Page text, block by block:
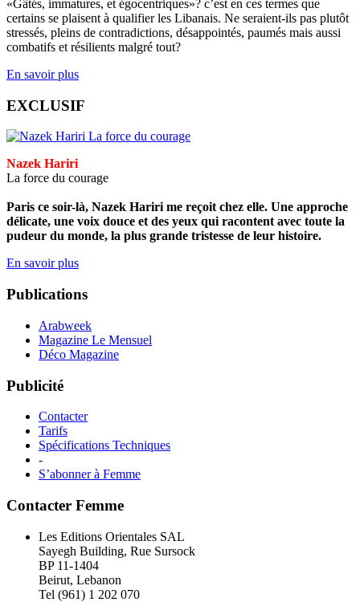
«Gâtés, immatures, et égocentriques»? c’est en ces termes que
certains se plaisent à qualifier les Libanais. Ne seraient-ils pas plutôt
stressés, pleins de contradictions, désappointés, paumés mais aussi
combatifs et résilients malgré tout?
En savoir plus
EXCLUSIF
Nazek Hariri
La force du courage
Paris ce soir-là, Nazek Hariri me reçoit chez elle. Une approche
délicate, une voix douce et des yeux qui racontent avec toute la
pudeur du monde, la plus grande tristesse de leur histoire.
En savoir plus
Publications
Arabweek
Magazine Le Mensuel
Déco Magazine
Publicité
Contacter
Tarifs
Spécifications Techniques
-
S’abonner à Femme
Contacter Femme
Les Editions Orientales SAL
Sayegh Building, Rue Sursock
BP 11-1404
Beirut, Lebanon
Tel (961) 1 202 070